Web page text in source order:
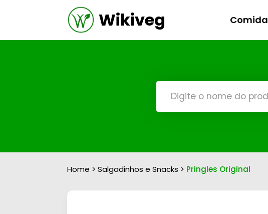
Wikiveg Comida
Home >Salgadinhos e Snacks > Pringles Original